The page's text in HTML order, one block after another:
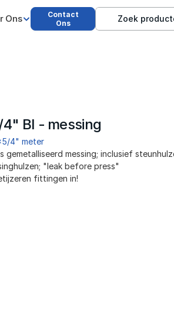
Ons
Contact
Ons
Zoek
BI - messing
4" meter
messing; inclusief
"leak before press"
fittingen in!